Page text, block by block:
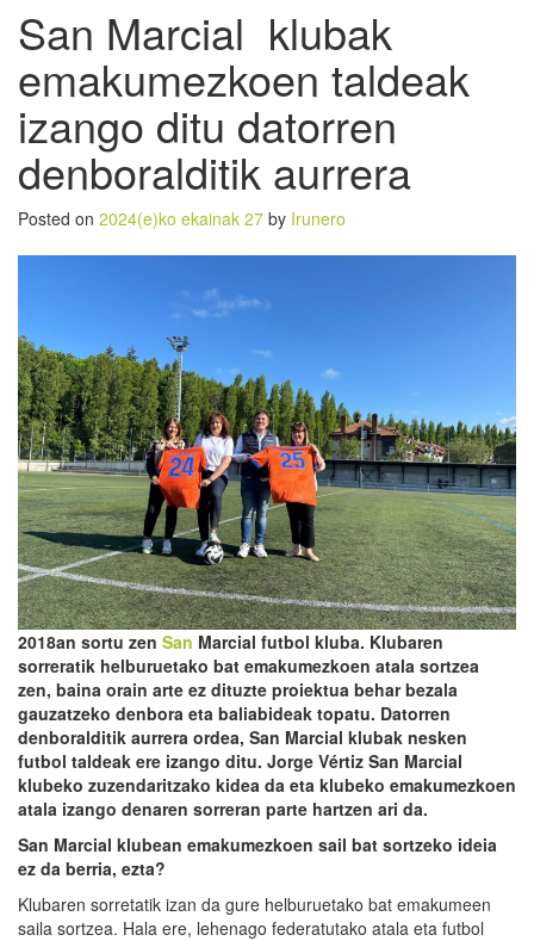
San Marcial klubak
emakumezkoen taldeak
izango ditu datorren
denboralditik aurrera
Posted on 2024(e)ko ekainak 27 by Irunero
2018an sortu zen San Marcial futbol kluba. Klubaren
sorreratik helburuetako bat emakumezkoen atala sortzea
zen, baina orain arte ez dituzte proiektua behar bezala
gauzatzeko denbora eta baliabideak topatu. Datorren
denboralditik aurrera ordea, San Marcial klubak nesken
futbol taldeak ere izango ditu. Jorge Vértiz San Marcial
klubeko zuzendaritzako kidea da eta klubeko emakumezkoen
atala izango denaren sorreran parte hartzen ari da.
San Marcial klubean emakumezkoen sail bat sortzeko ideia
ez da berria, ezta?
Klubaren sorretatik izan da gure helburuetako bat emakumeen
saila sortzea. Hala ere, lehenago federatutako atala eta futbol